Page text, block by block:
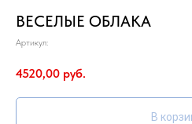
ВЕСЕЛЫЕ ОБЛАКА
Артикул:
4520,00 руб.
В